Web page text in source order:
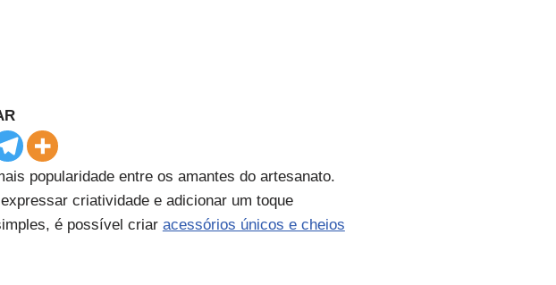
popularidade entre os amantes do artesanato.
criatividade e adicionar um toque
é possível criar acessórios únicos e cheios